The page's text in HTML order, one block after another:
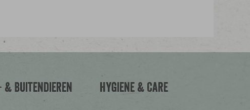
& Buitendieren Hygiene & Care